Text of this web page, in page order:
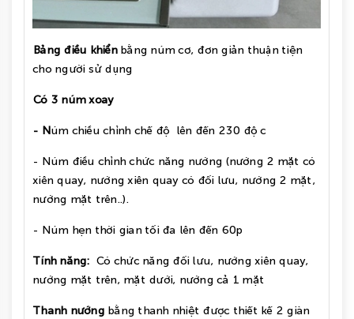
Bảng điều khiển bằng núm cơ, đơn giản thuận tiện
cho người sử dụng
Có 3 núm xoay
- Núm chiều chỉnh chế độ lên đến 230 độ c
- Núm điều chỉnh chức năng nướng (nướng 2 mặt có
xiên quay, nướng xiên quay có đối lưu, nướng 2 mặt,
nướng mặt trên..).
- Núm hẹn thời gian tối đa lên đến 60p
Tính năng: Có chức năng đối lưu, nướng xiên quay,
nướng mặt trên, mặt dưới, nướng cả 1 mặt
Thanh nướng bằng thanh nhiệt được thiết kế 2 giàn